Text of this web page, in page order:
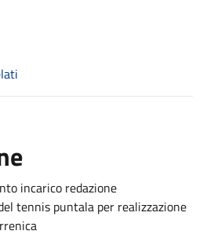
incarico redazione
tennis puntala per realizzazione